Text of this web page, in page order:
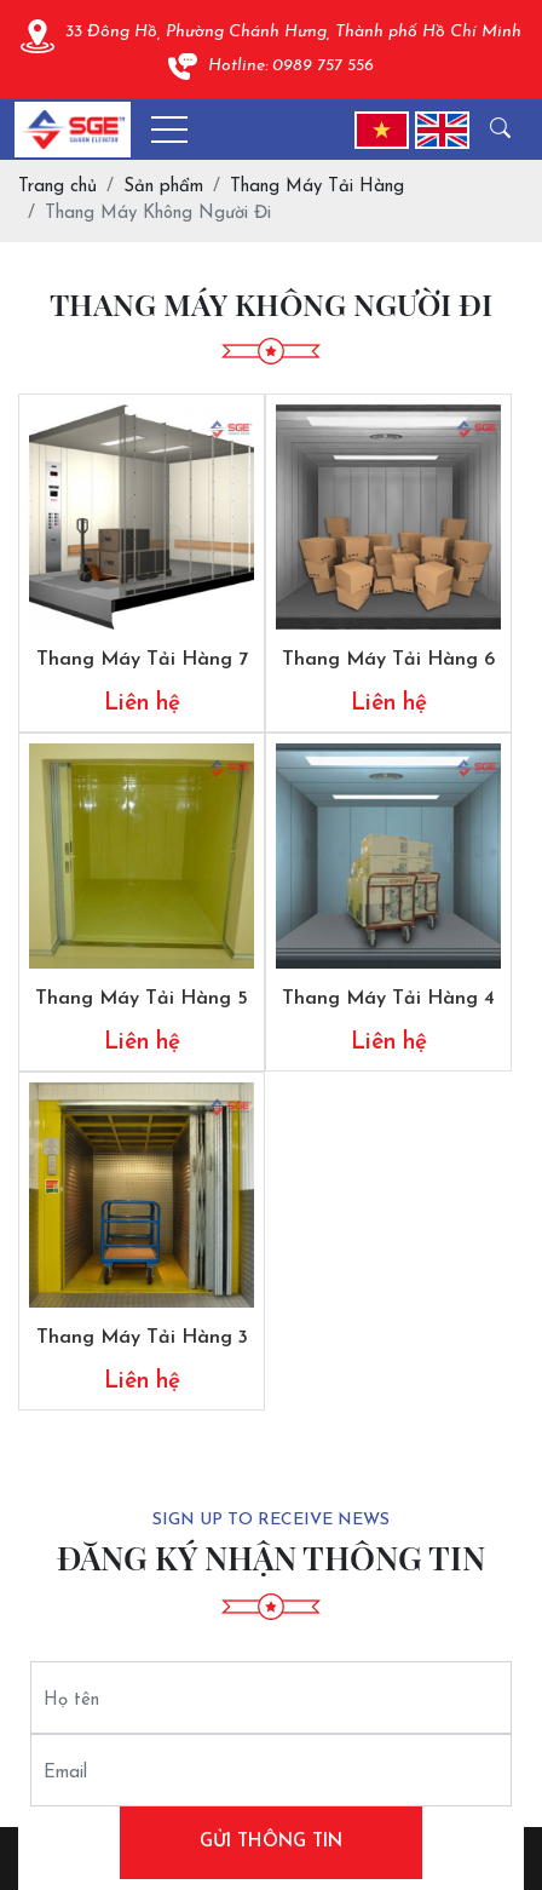
33 Đông Hồ, Phường Chánh Hưng, Thành phố Hồ Chí Minh
Hotline: 0989 757 556
Trang chủ Sản phẩm
Thang Máy Tải Hàng
Thang Máy Không Người Đi
THANG MÁY KHÔNG NGƯỜI ĐI
Thang Máy Tải Hàng 7
Liên hệ
Thang Máy Tải Hàng 6
Liên hệ
Thang Máy Tải Hàng 5
Liên hệ
Thang Máy Tải Hàng 4
Liên hệ
Thang Máy Tải Hàng 3
Liên hệ
SIGN UP TO RECEIVE NEWS
ĐĂNG KÝ NHẬN THÔNG TIN
Họ tên
Email